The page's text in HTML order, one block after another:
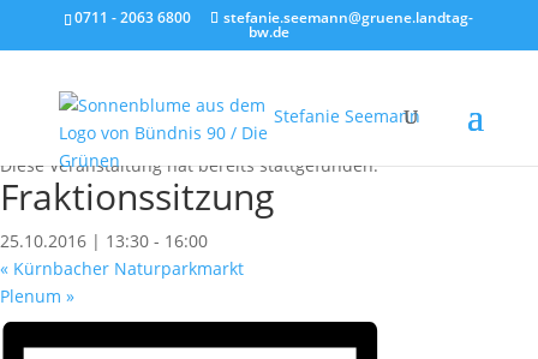
0711 - 2063 6800 stefanie.seemann@gruene.landtag-
bw.de
Stefanie Seemann
« Alle Veranstaltungen
Diese Veranstaltung hat bereits stattgefunden.
Fraktionssitzung
25.10.2016 | 13:30 - 16:00
« Kürnbacher Naturparkmarkt
Plenum »